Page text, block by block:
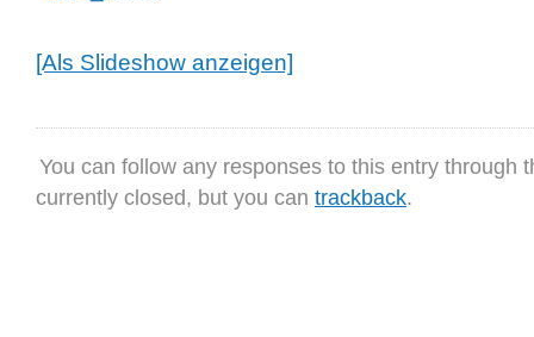
[Als Slideshow anzeigen]
You can follow any responses to this entry through
currently closed, but you can trackback.